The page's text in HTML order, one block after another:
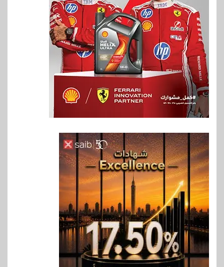
6
بنوك
بنك مصر يشارك في فعالية اليوم
العالمي للشباب ويقدم العديد من
العروض المجانية
7
بنوك
بنك QNB مصر يعزز جاهزية
المشروعات الصغيرة والمتوسطة
للنمو والتوسع